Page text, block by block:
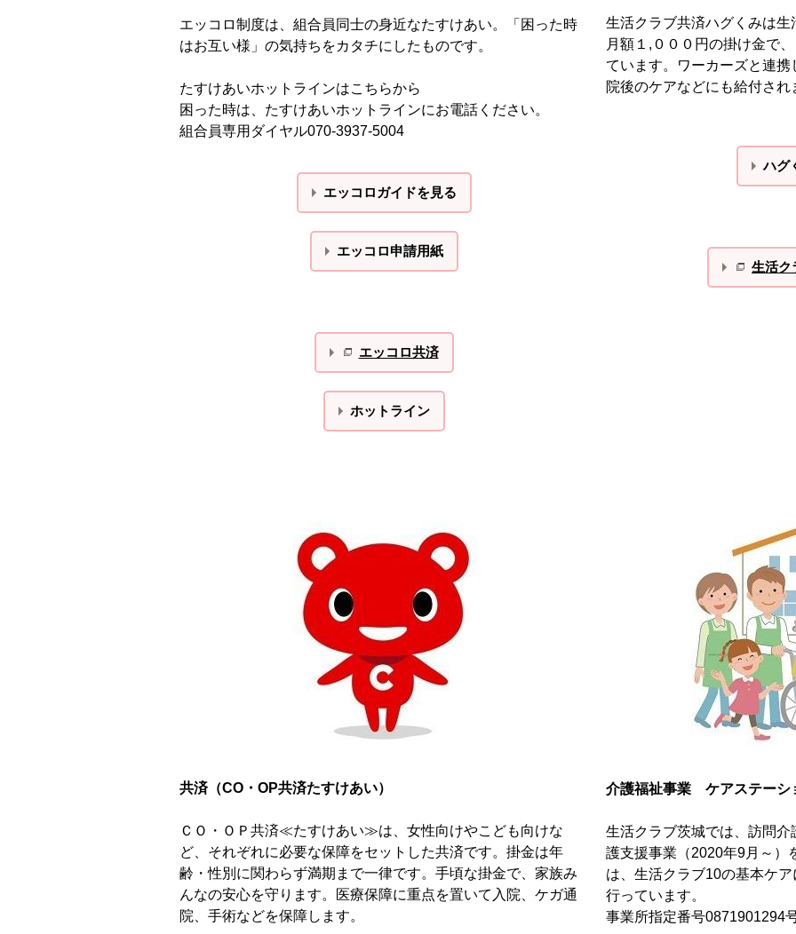
エッコロ制度は、組合員同士の身近なたすけあい。「困った時
はお互い様」の気持ちをカタチにしたものです。
たすけあいホットラインはこちらから
困った時は、たすけあいホットラインにお電話ください。
組合員専用ダイヤル070-3937-5004
エッコロガイドを見る
エッコロ申請用紙
エッコロ共済
ホットライン
生活クラブ共済ハグくみは
月額１,０００円の掛け金で
ています。ワーカーズと連
院後のケアなどにも給付され
ハグ
生活ク
共済（CO・OP共済たすけあい）
ＣＯ・ＯＰ共済≪たすけあい≫は、女性向けやこども向けな
ど、それぞれに必要な保障をセットした共済です。掛金は年
齢・性別に関わらず満期まで一律です。手頃な掛金で、家族み
んなの安心を守ります。医療保障に重点を置いて入院、ケガ通
院、手術などを保障します。
介護福祉事業 ケアステーシ
生活クラブ茨城では、訪問
護支援事業（2020年9月～）
は、生活クラブ10の基本ケ
行っています。
事業所指定番号0871901294